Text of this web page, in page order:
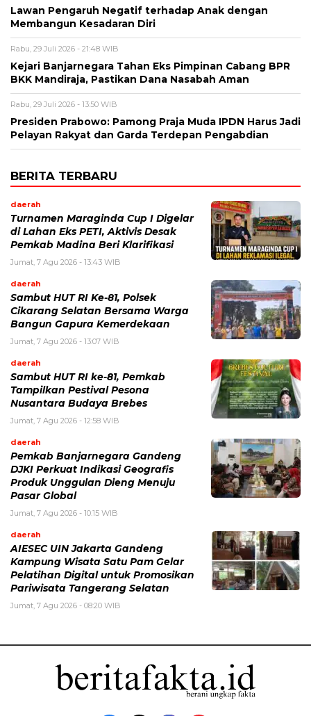
Lawan Pengaruh Negatif terhadap Anak dengan
Membangun Kesadaran Diri
Rabu, 29 Juli 2026 - 21:48 WIB
Kejari Banjarnegara Tahan Eks Pimpinan Cabang BPR
BKK Mandiraja, Pastikan Dana Nasabah Aman
Rabu, 29 Juli 2026 - 13:50 WIB
Presiden Prabowo: Pamong Praja Muda IPDN Harus Jadi
Pelayan Rakyat dan Garda Terdepan Pengabdian
BERITA TERBARU
daerah
Turnamen Maraginda Cup I Digelar
di Lahan Eks PETI, Aktivis Desak
Pemkab Madina Beri Klarifikasi
Jumat, 7 Agu 2026 - 13:43 WIB
daerah
Sambut HUT RI Ke-81, Polsek
Cikarang Selatan Bersama Warga
Bangun Gapura Kemerdekaan
Jumat, 7 Agu 2026 - 13:07 WIB
daerah
Sambut HUT RI ke-81, Pemkab
Tampilkan Pestival Pesona
Nusantara Budaya Brebes
Jumat, 7 Agu 2026 - 12:58 WIB
daerah
Pemkab Banjarnegara Gandeng
DJKI Perkuat Indikasi Geografis
Produk Unggulan Dieng Menuju
Pasar Global
Jumat, 7 Agu 2026 - 10:15 WIB
daerah
AIESEC UIN Jakarta Gandeng
Kampung Wisata Satu Pam Gelar
Pelatihan Digital untuk Promosikan
Pariwisata Tangerang Selatan
Jumat, 7 Agu 2026 - 08:20 WIB